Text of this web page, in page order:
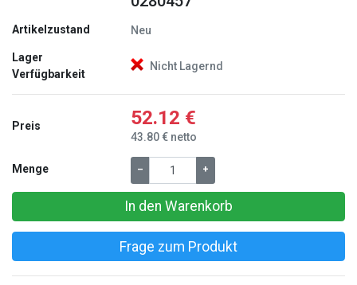
Artikelzustand Neu
Lager
Verfügbarkeit
Nicht Lagernd
Preis 52.12 €
43.80 € netto
Menge – +
In den Warenkorb
Frage zum Produkt